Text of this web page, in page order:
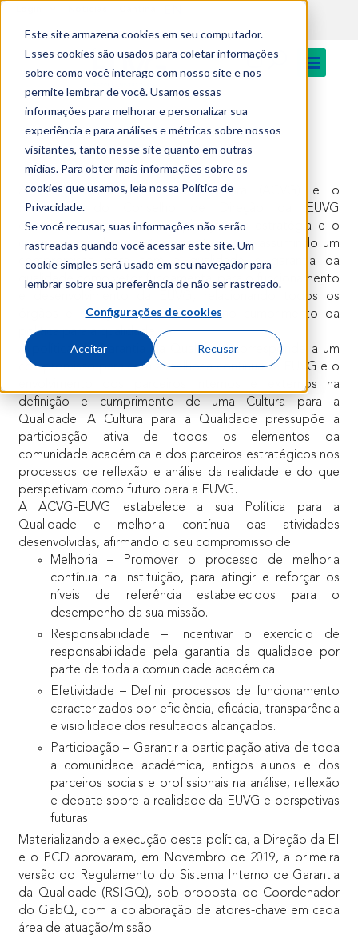
Este site armazena cookies em seu computador.
Esses cookies são usados para coletar informações
sobre como você interage com nosso site e nos
permite lembrar de você. Usamos essas
informações para melhorar e personalizar sua
experiência e para análises e métricas sobre nossos
visitantes, tanto nesse site quanto em outras
mídias. Para obter mais informações sobre os
cookies que usamos, leia nossa Política de
Privacidade.
Se você recusar, suas informações não serão
rastreadas quando você acessar este site. Um
cookie simples será usado em seu navegador para
lembrar sobre sua preferência de não ser rastreado.
Configurações de cookies
Aceitar Recusar
1. Política para a Qualidade
A Direção da Entidade Instituidora (ACVG) e o
Presidente do Conselho de Direção da EUVG
coordenam e garantem a aplicação da estratégia e o
cumprimento dos objetivos institucionais, assumindo um
compromisso para com a qualidade e garantia da
qualidade como vetor fundamental para o funcionamento
e desenvolvimento da EUVG, relacionando todos os
órgãos e serviços e seus atores no cumprimento da
política para a qualidade.
A política de Garantia da Qualidade corresponde a um
compromisso para com a melhoria contínua na EUVG e o
envolvimento dos parceiros internos e externos na
definição e cumprimento de uma Cultura para a
Qualidade. A Cultura para a Qualidade pressupõe a
participação ativa de todos os elementos da
comunidade académica e dos parceiros estratégicos nos
processos de reflexão e análise da realidade e do que
perspetivam como futuro para a EUVG.
A ACVG-EUVG estabelece a sua Política para a
Qualidade e melhoria contínua das atividades
desenvolvidas, afirmando o seu compromisso de:
Melhoria – Promover o processo de melhoria
contínua na Instituição, para atingir e reforçar os
níveis de referência estabelecidos para o
desempenho da sua missão.
Responsabilidade – Incentivar o exercício de
responsabilidade pela garantia da qualidade por
parte de toda a comunidade académica.
Efetividade – Definir processos de funcionamento
caracterizados por eficiência, eficácia, transparência
e visibilidade dos resultados alcançados.
Participação – Garantir a participação ativa de toda
a comunidade académica, antigos alunos e dos
parceiros sociais e profissionais na análise, reflexão
e debate sobre a realidade da EUVG e perspetivas
futuras.
Materializando a execução desta política, a Direção da EI
e o PCD aprovaram, em Novembro de 2019, a primeira
versão do Regulamento do Sistema Interno de Garantia
da Qualidade (RSIGQ), sob proposta do Coordenador
do GabQ, com a colaboração de atores-chave em cada
área de atuação/missão.